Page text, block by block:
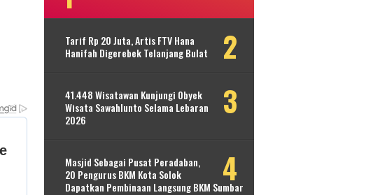
Tarif Rp 20 Juta, Artis FTV Hana
Hanifah Digerebek Telanjang Bulat
41.448 Wisatawan Kunjungi Obyek
Wisata Sawahlunto Selama Lebaran
2026
Masjid Sebagai Pusat Peradaban,
20 Pengurus BKM Kota Solok
Dapatkan Pembinaan Langsung BKM Sumbar